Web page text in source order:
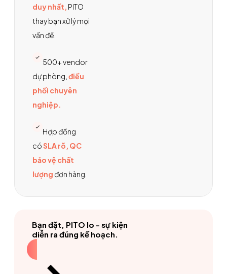
duy nhất, PITO
thay bạn xử lý mọi
vấn đề.
500+ vendor
dự phòng điều
phối chuyên
nghiệp.
Hợp đồng
cóSLA rõ, QC
bảo vệ chất
lượngđơn hàng.
Bạn đặt, PITO lo - sự kiện
diễn ra đúng kế hoạch.